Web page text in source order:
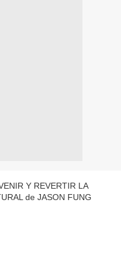
Y REVERTIR LA
de JASON FUNG